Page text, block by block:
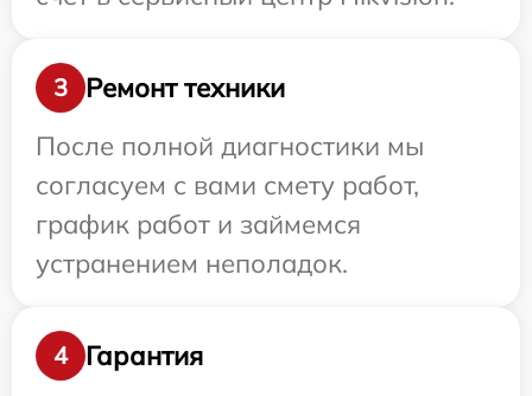
3
Ремонт техники
После полной диагностики мы
согласуем с вами смету работ,
график работ и займемся
устранением неполадок.
4
Гарантия